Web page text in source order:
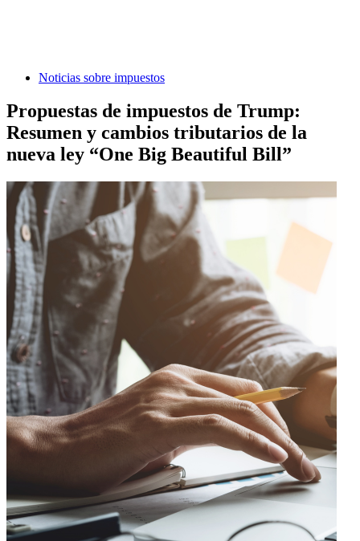
Noticias sobre impuestos
Propuestas de impuestos de Trump:
Resumen y cambios tributarios de la
nueva ley “One Big Beautiful Bill”